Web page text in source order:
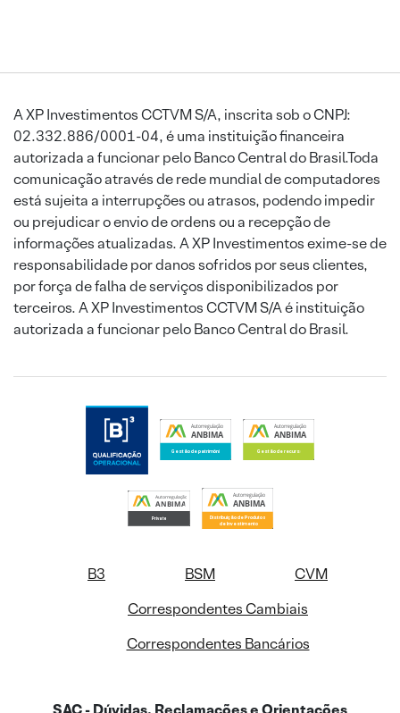
A XP Investimentos CCTVM S/A, inscrita sob o CNPJ:
02.332.886/0001-04, é uma instituição financeira
autorizada a funcionar pelo Banco Central do Brasil.Toda
comunicação através de rede mundial de computadores
está sujeita a interrupções ou atrasos, podendo impedir
ou prejudicar o envio de ordens ou a recepção de
informações atualizadas. A XP Investimentos exime-se de
responsabilidade por danos sofridos por seus clientes,
por força de falha de serviços disponibilizados por
terceiros. A XP Investimentos CCTVM S/A é instituição
autorizada a funcionar pelo Banco Central do Brasil.
B3 BSM
CVM
Correspondentes Cambiais
Correspondentes Bancários